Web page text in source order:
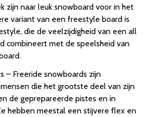
zijn naar leuk snowboard voor in het
variant van een freestyle board is
die de veelzijdigheid van een all
combineert met de speelsheid van
– Freeride snowboards zijn
die het grootste deel van zijn
de geprepareerde pistes en in
hebben meestal een stijvere flex en